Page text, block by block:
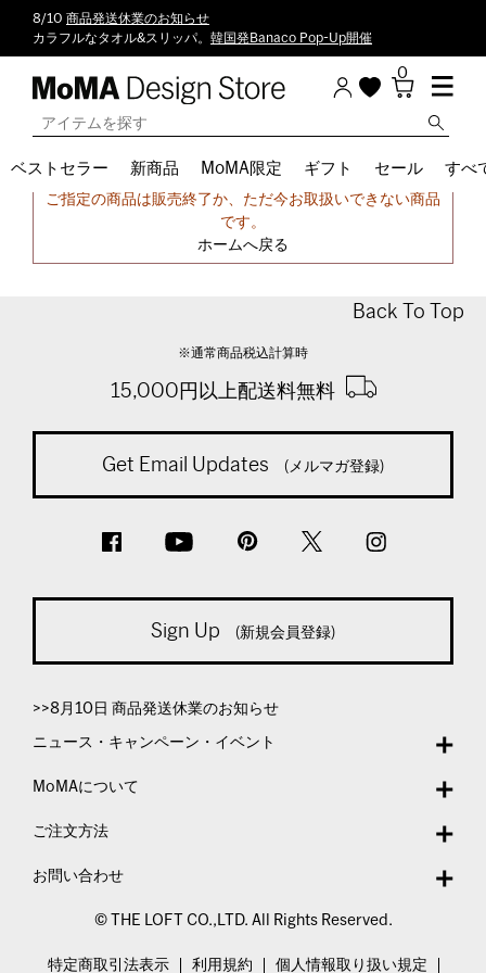
8/10 商品発送休業のお知らせ
カラフルなタオル&スリッパ。 韓国発Banaco Pop-Up開催
0
ベストセラー 新商品 MoMA限定 ギフト セール すべ
申し訳ございません。
ご指定の商品は販売終了か、ただ今お取扱いできない商品
です。
ホームへ戻る
Back To Top
※通常商品税込計算時
15,000円以上配送料無料
Get Email Updates (メルマガ登録)
Sign Up (新規会員登録)
>>8月10日 商品発送休業のお知らせ
ニュース・キャンペーン・イベント
MoMAについて
ご注文方法
お問い合わせ
© THE LOFT CO.,LTD. All Rights Reserved.
特定商取引法表示 利用規約 個人情報取り扱い規定